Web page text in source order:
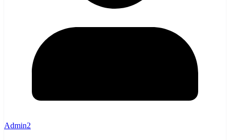
Admin2